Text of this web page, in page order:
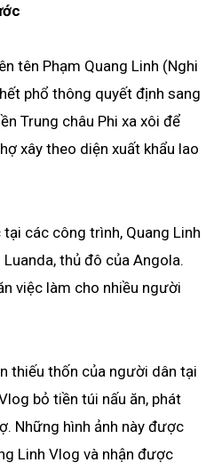
tên Phạm Quang Linh (Nghi
phổ thông quyết định sang
Trung châu Phi xa xôi để
xây theo diện xuất khẩu lao
các công trình, Quang Linh
thủ đô của Angola.
việc làm cho nhiều người
thiếu thốn của người dân tại
bỏ tiền túi nấu ăn, phát
Những hình ảnh này được
Linh Vlog và nhận được